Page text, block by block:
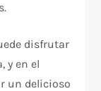
disfrutar
y en el
un delicioso